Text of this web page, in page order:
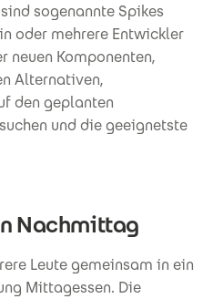
sogenannte Spikes
oder mehrere Entwickler
neuen Komponenten,
Alternativen,
den geplanten
und die geeignetste
Nachmittag
Leute gemeinsam in ein
Mittagessen. Die